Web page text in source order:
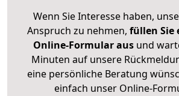
Wenn Sie Interesse haben,
Anspruch zu nehmen, füllen Sie
Online-Formular ausund
Minuten auf unsere
eine persönliche Beratung
einfach unser Online-